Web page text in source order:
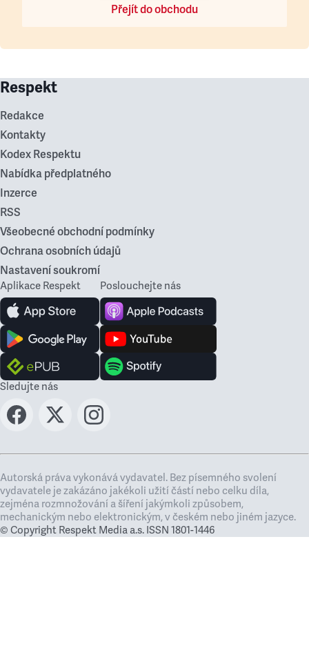
Přejít do obchodu
Respekt
Redakce
Kontakty
Kodex Respektu
Nabídka předplatného
Inzerce
RSS
Všeobecné obchodní podmínky
Ochrana osobních údajů
Nastavení soukromí
Aplikace Respekt Poslouchejte nás
Sledujte nás
Autorská práva vykonává vydavatel. Bez písemného svolení
vydavatele je zakázáno jakékoli užití částí nebo celku díla,
zejména rozmnožování a šíření jakýmkoli způsobem,
mechanickým nebo elektronickým, v českém nebo jiném jazyce.
© Copyright Respekt Media a.s. ISSN 1801-1446